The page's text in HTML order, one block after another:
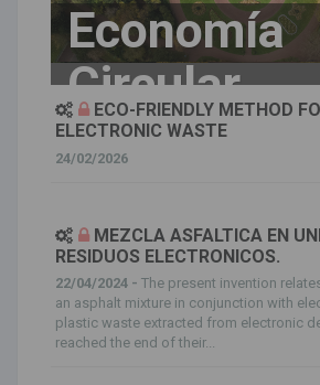
Economía
Circular
ECO-FRIENDLY METHOD
ELECTRONIC WASTE
24/02/2026
MEZCLA ASFALTICA EN
RESIDUOS ELECTRONICOS.
22/04/2024 - The present invention
an asphalt mixture in conjunction with
plastic waste extracted from electronic
reached the end of their...